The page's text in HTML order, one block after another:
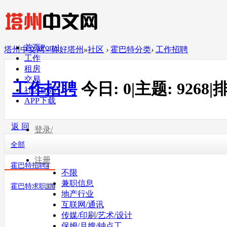
首页Portal
工作
租房
交易
社区BBS
APP下载
登录/
注册
塔州中文网 - 你好塔州 »社区 › 霍巴特分类› 工作招聘
工作招聘 今日: 0|主题: 9268|
返 回
全部
霍巴特招聘4
霍巴特求职370
不限
兼职信息
地产行业
互联网/通讯
传媒/印刷/艺术/设计